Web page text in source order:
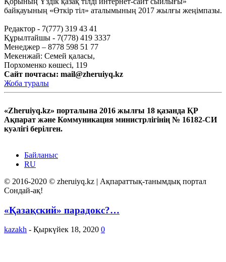
байқауының «Өткір тіл» аталымының 2017 жылғы жеңімпазы.
Редактор - 7(777) 319 43 41
Құрылтайшы - 7(778) 419 3337
Менеджер – 8778 598 51 77
Мекенжай: Семей қаласы,
Порхоменко көшесі, 119
Сайт почтасы: mail@zheruiyq.kz
Жоба туралы
«Zheruiyq.kz» порталына 2016 жылғы 18 қазанда ҚР
Ақпарат және Коммуникация министрлігінің № 16182-СИ
куәлігі берілген.
Байланыс
RU
© 2016-2020 © zheruiyq.kz | Ақпараттық-танымдық портал
Сондай-ақ!
«Қазақский» парадокс?…
kazakh - Қыркүйек 18, 2020 0